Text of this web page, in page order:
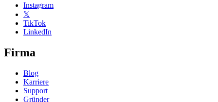
Instagram
𝕏
TikTok
LinkedIn
Firma
Blog
Karriere
Support
Gründer